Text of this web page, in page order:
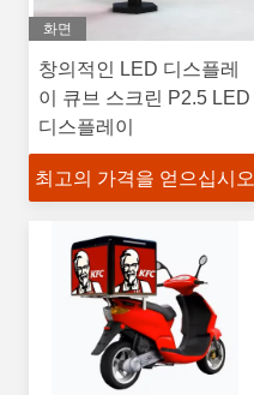
화면
창의적인 LED 디스플레
이 큐브 스크린 P2.5 LED
디스플레이
최고의 가격을 얻으십시오